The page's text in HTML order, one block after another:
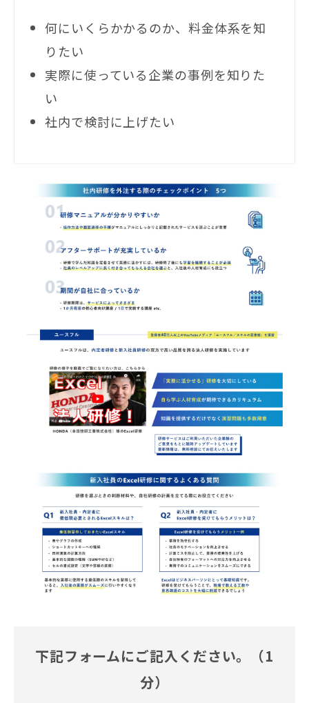
何にいくらかかるのか、料金体系を知
りたい
実際に使っている企業の事例を知りた
い
社内で検討に上げたい
下記フォームにご記入ください。
（1
分）